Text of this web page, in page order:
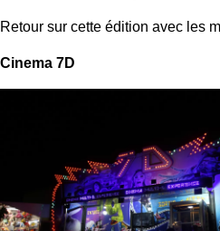
Retour sur cette édition avec les
Cinema 7D